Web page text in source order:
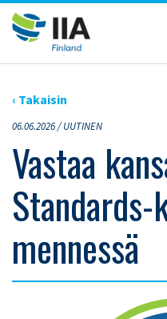
Siirry
sisältöön
›ARTIKKELIT›VASTAA
MENNESSÄ
‹ Takaisin
06.06.2026 /UUTINEN
Vastaa
mennessä